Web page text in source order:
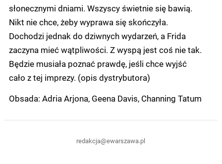
słonecznymi dniami. Wszyscy świetnie się bawią.
Nikt nie chce, żeby wyprawa się skończyła.
Dochodzi jednak do dziwnych wydarzeń, a Frida
zaczyna mieć wątpliwości. Z wyspą jest coś nie tak.
Będzie musiała poznać prawdę, jeśli chce wyjść
cało z tej imprezy. (opis dystrybutora)
Obsada: Adria Arjona, Geena Davis, Channing Tatum
redakcja@ewarszawa.pl